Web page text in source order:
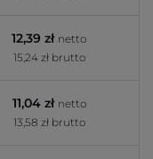
12,39 zł netto
15,24 zł brutto
11,04 zł netto
13,58 zł brutto